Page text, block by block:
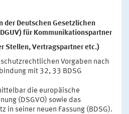
der Deutschen Gesetzlichen
für Kommunikationspartner
Stellen, Vertragspartner etc.)
Vorgaben nach
mit 32, 33 BDSG
die europäische
(DSGVO) sowie das
in seiner neuen Fassung (BDSG).